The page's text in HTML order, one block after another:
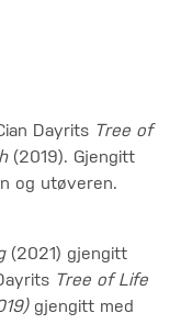
Dayrits Tree of
(2019). Gjengitt
og utøveren.
(2021) gjengitt
Tree of Life
gjengitt med